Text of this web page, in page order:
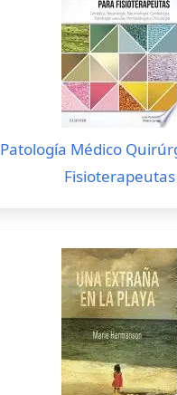
Patología Médico
Fisioterapeutas